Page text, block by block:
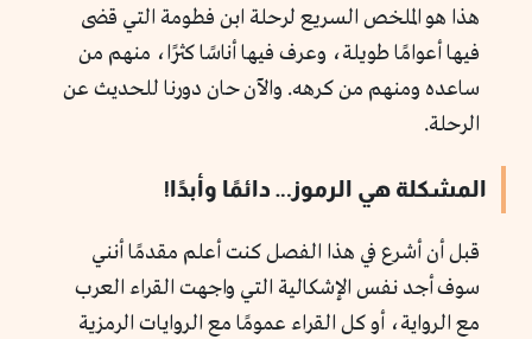
هذا هو الملخص السريع لرحلة ابن فطومة التي قضى
فيها أعوامًا طويلة، وعرف فيها أناسًا كثرًا، منهم من
ساعده ومنهم من كرهه. والآن حان دورنا للحديث عن
الرحلة.
المشكلة هي الرموز… دائمًا وأبدًا!
قبل أن أشرع في هذا الفصل كنت أعلم مقدمًا أنني
سوف أجد نفس الإشكالية التي واجهت القراء العرب
مع الرواية، أو كل القراء عمومًا مع الروايات الرمزية